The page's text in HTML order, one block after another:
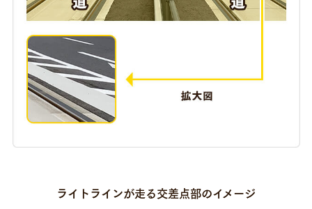
ライトラインが走る交差点部のイメージ